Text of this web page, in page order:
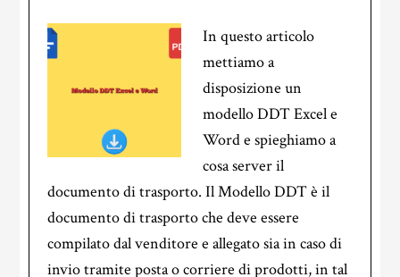
In questo articolo
mettiamo a
disposizione un
modello DDT Excel e
Word e spieghiamo a
cosa server il
documento di trasporto. Il Modello DDT è il
documento di trasporto che deve essere
compilato dal venditore e allegato sia in caso di
invio tramite posta o corriere di prodotti, in tal